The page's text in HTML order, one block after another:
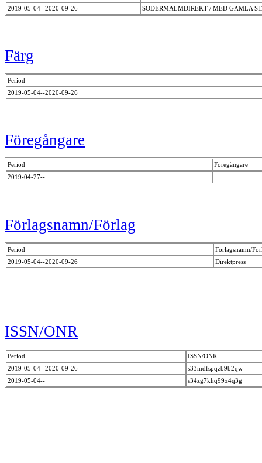
2019-05-04--2020-09-26
SÖDERMALMDIREKT / MED GAMLA
Färg
Period
2019-05-04--2020-09-26
Föregångare
Period
Föregångare
2019-04-27--
Förlagsnamn/Förlag
Period
Förlagsnamn/
2019-05-04--2020-09-26
Direktpress
ISSN/ONR
Period
ISSN/ONR
2019-05-04--2020-09-26
s33mdfspqzb9b2qw
2019-05-04--
s34zg7khq99x4q3g